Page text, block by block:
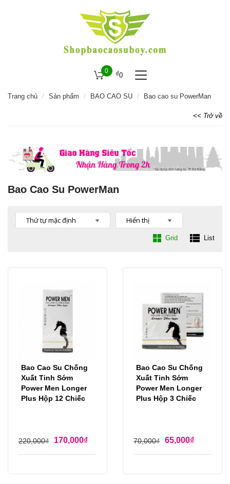
0
0
₫
Trang chủ Sản phẩm BAO CAO SU Bao cao su PowerMan
<< Trở về
Bao Cao Su PowerMan
Grid List
Bao Cao Su Chống
Xuất Tinh Sớm
Power Men Longer
Plus Hộp 12 Chiếc
220,000₫ 170,000₫
Bao Cao Su Chống
Xuất Tinh Sớm
Power Men Longer
Plus Hộp 3 Chiếc
70,000₫ 65,000₫